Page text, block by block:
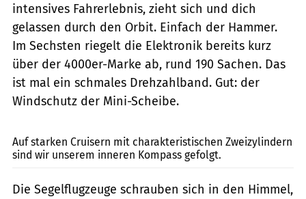
intensives Fahr­erleb­nis, zieht sich und dich
gelassen durch den Orbit. Einfach der Hammer.
Im Sechsten riegelt die Elektronik bereits kurz
über der 4000er-Marke ab, rund 190 Sachen. Das
ist mal ein schmales Drehzahlband. Gut: der
Windschutz der Mini-Scheibe.
Auf starken Cruisern mit charakteristischen Zweizylindern
sind wir unserem inneren Kompass gefolgt.
Die Segelflugzeuge schrauben sich in den Himmel,